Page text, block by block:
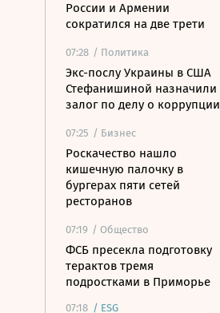
России и Армении
сократился на две трети
07:28 / Политика
Экс-послу Украины в США
Стефанишиной назначили
залог по делу о коррупции
07:25 / Бизнес
Роскачество нашло
кишечную палочку в
бургерах пяти сетей
ресторанов
07:19 / Общество
ФСБ пресекла подготовку
терактов тремя
подростками в Приморье
07:18 / ESG